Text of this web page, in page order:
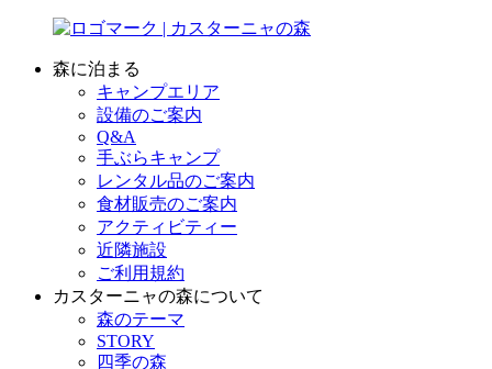
森に泊まる
キャンプエリア
設備のご案内
Q&A
手ぶらキャンプ
レンタル品のご案内
食材販売のご案内
アクティビティー
近隣施設
ご利用規約
カスターニャの森について
森のテーマ
STORY
四季の森